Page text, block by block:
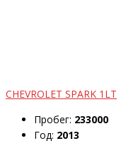
CHEVROLET SPARK 1LT
Пробег: 233000
Год: 2013